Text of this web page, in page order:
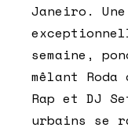
Janeiro.
semaine,
mêlant Roda
Rap et DJ
urbains se